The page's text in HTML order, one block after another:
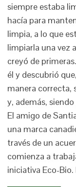
siempre estaba
hacía para
limpia, a lo que
limpiarla una vez
creyó de
él y descubrió
manera correcta,
y, además,
El amigo de
una marca
través de un
comienza a
iniciativa Eco-